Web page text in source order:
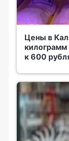
Цены в
к 600